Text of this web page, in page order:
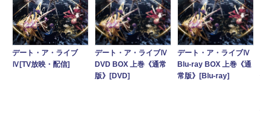
デート・ア・ライブ
Ⅳ[TV放映・配信]
デート・ア・ライブⅣ
DVD BOX 上巻《通常
版》[DVD]
デート・ア・ライブⅣ
Blu-ray BOX 上巻《通
常版》[Blu-ray]